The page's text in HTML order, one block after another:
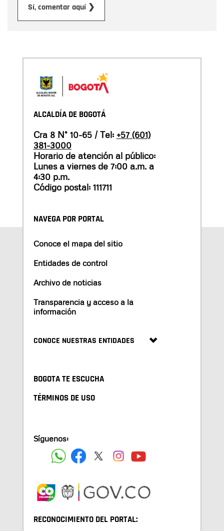
Sí, comentar aquí ❯
ALCALDÍA DE BOGOTÁ
Cra 8 N° 10-65 / Tel: +57 (601)
381-3000
Horario de atención al público:
Lunes a viernes de 7:00 a.m. a
4:30 p.m.
Código postal: 111711
NAVEGA POR PORTAL
Conoce el mapa del sitio
Entidades de control
Archivo de noticias
Transparencia y acceso a la
información
CONOCE NUESTRAS ENTIDADES
BOGOTA TE ESCUCHA
TÉRMINOS DE USO
Síguenos:
RECONOCIMIENTO DEL PORTAL: